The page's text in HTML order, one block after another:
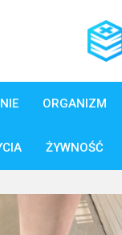
ORGANIZM
ŻYWNOŚĆ